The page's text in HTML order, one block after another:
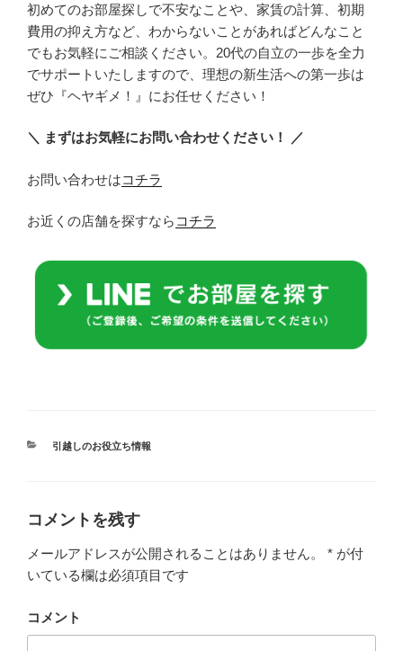
初めてのお部屋探しで不安なことや、家賃の計算、初期
費用の抑え方など、わからないことがあればどんなこと
でもお気軽にご相談ください。20代の自立の一歩を全力
でサポートいたしますので、理想の新生活への第一歩は
ぜひ『ヘヤギメ！』にお任せください！
＼ まずはお気軽にお問い合わせください！ ／
お問い合わせはコチラ
お近くの店舗を探すなら コチラ
カ
ー
引越しのお役立ち情報
コメントを残す
メールアドレスが公開されることはありません。 * が付
いている欄は必須項目です
コメント